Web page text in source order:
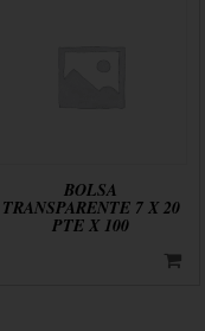
BOLSA
TRANSPARENTE 7 X 20
PTE X 100